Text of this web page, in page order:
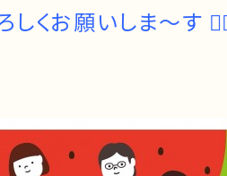
しくお願いしま〜す